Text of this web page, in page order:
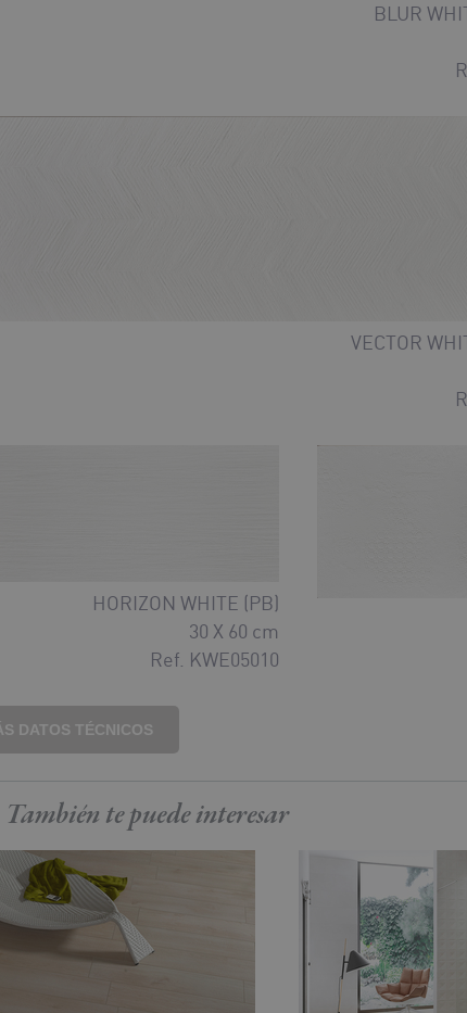
BLUR
VECTOR
HORIZON WHITE (PB)
30 X 60 cm
Ref. KWE05010
DATOS TÉCNICOS
También te puedeinteresar